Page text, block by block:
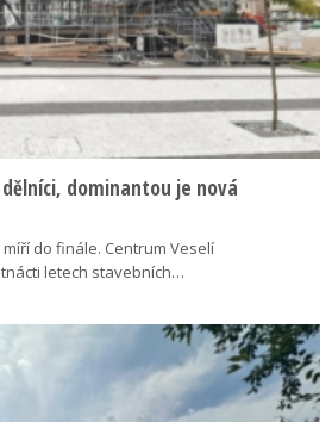
dominantou je nová
do finále. Centrum Veselí
letech stavebních…